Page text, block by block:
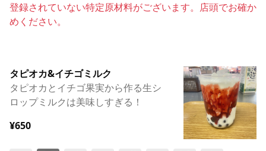
登録されていない特定原材料がございます。店頭でお確か
めください。
タピオカ&イチゴミルク
タピオカとイチゴ果実から作る生シ
ロップミルクは美味しすぎる！
¥650